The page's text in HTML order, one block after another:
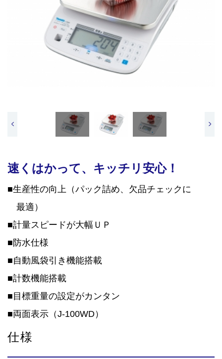
< >
速くはかって、キッチリ安心！
■生産性の向上（パック詰め、欠品チェックに
最適）
■計量スピードが大幅ＵＰ
■防水仕様
■自動風袋引き機能搭載
■計数機能搭載
■目標重量の設定がカンタン
■両面表示（J-100WD）
仕様